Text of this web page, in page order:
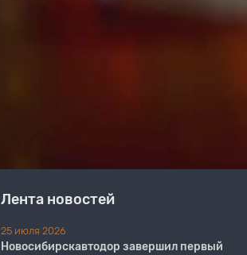
Лента новостей
25 июля 2026
Новосибирскавтодор завершил первый